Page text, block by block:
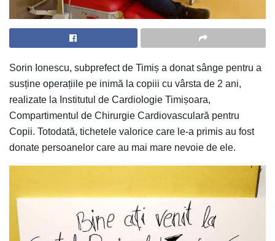
Sorin Ionescu, subprefect de Timiș a donat sânge pentru a
susține operațiile pe inimă la copiii cu vârsta de 2 ani,
realizate la Institutul de Cardiologie Timișoara,
Compartimentul de Chirurgie Cardiovasculară pentru
Copii. Totodată, tichetele valorice care le-a primis au fost
donate persoanelor care au mai mare nevoie de ele.